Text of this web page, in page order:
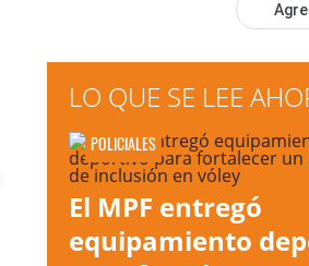
LO QUE SE LEE
POLICIALES
El MPF entregó
equipamiento